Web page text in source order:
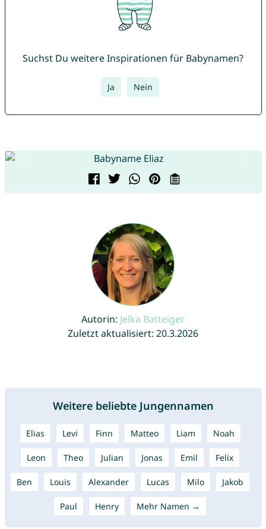
Suchst Du weitere Inspirationen für Babynamen?
Ja Nein
Autorin: Jelka Batteiger
Zuletzt aktualisiert: 20.3.2026
Weitere beliebte Jungennamen
Elias Levi Finn Matteo Liam Noah
Leon Theo Julian Jonas Emil Felix
Ben Louis Alexander Lucas Milo Jakob
Paul Henry Mehr Namen →